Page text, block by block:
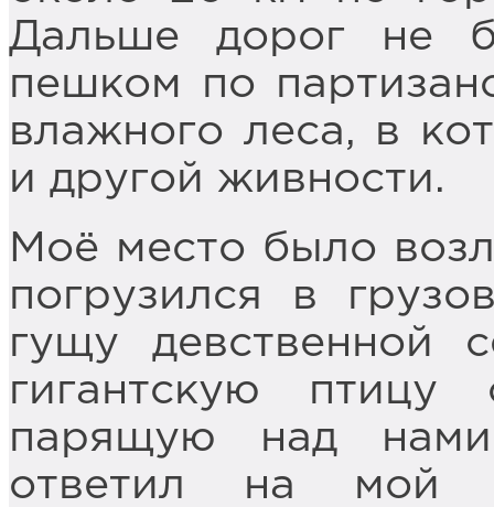
Дальше дорог не
пешком по
влажного леса, в
и другой живности.
Моё место было
погрузился в
гущу девственной
гигантскую
парящую над
ответил на мой